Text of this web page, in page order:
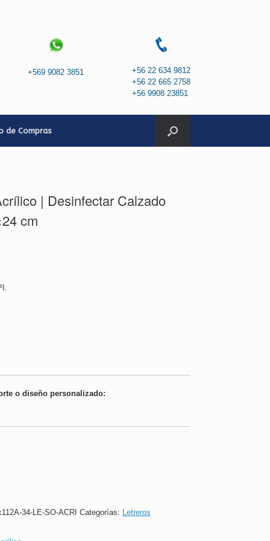
+569 9082 3851
+56 22 634 9812
+56 22 665 2758
+56 9908 23851
de Compras
| Desinfectar Calzado
cm
o diseño personalizado:
34-LE-SO-ACRI Categorías: Letreros